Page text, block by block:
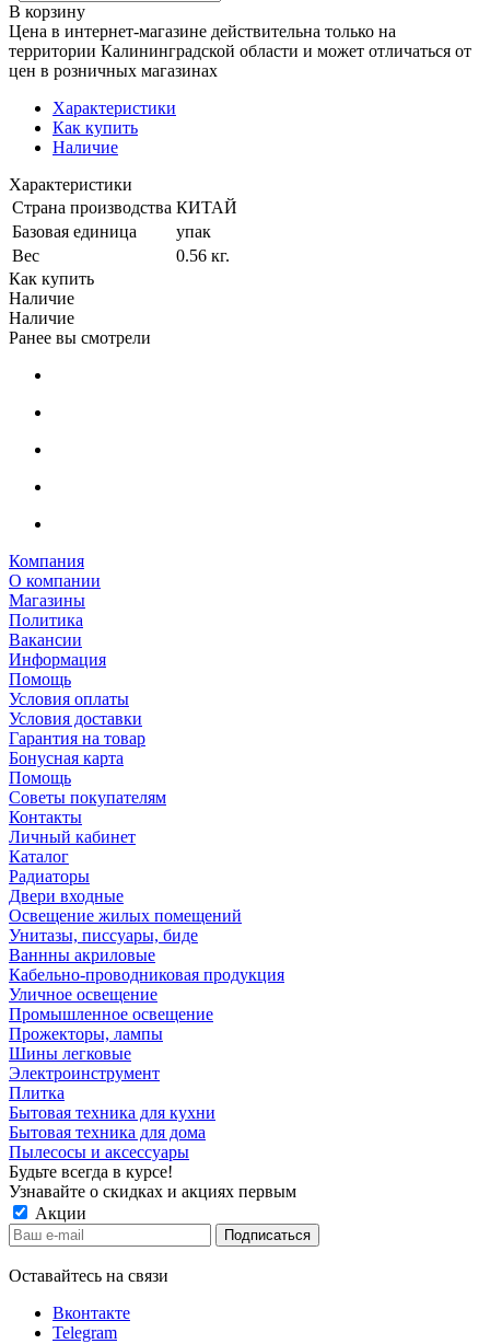
В корзину
Цена в интернет-магазине действительна только на
территории Калининградской области и может отличаться от
цен в розничных магазинах
Характеристики
Как купить
Наличие
Характеристики
Страна производства КИТАЙ
Базовая единица
упак
Вес
0.56 кг.
Как купить
Наличие
Наличие
Ранее вы смотрели
Компания
О компании
Магазины
Политика
Вакансии
Информация
Помощь
Условия оплаты
Условия доставки
Гарантия на товар
Бонусная карта
Помощь
Советы покупателям
Контакты
Личный кабинет
Каталог
Радиаторы
Двери входные
Освещение жилых помещений
Унитазы, писсуары, биде
Ваннны акриловые
Кабельно-проводниковая продукция
Уличное освещение
Промышленное освещение
Прожекторы, лампы
Шины легковые
Электроинструмент
Плитка
Бытовая техника для кухни
Бытовая техника для дома
Пылесосы и аксессуары
Будьте всегда в курсе!
Узнавайте о скидках и акциях первым
Акции
Оставайтесь на связи
Вконтакте
Telegram